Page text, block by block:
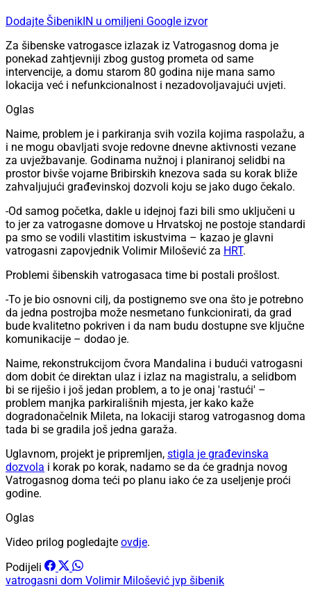
Dodajte ŠibenikIN u omiljeni Google izvor
Za šibenske vatrogasce izlazak iz Vatrogasnog doma je
ponekad zahtjevniji zbog gustog prometa od same
intervencije, a domu starom 80 godina nije mana samo
lokacija već i nefunkcionalnost i nezadovoljavajući uvjeti.
Oglas
Naime, problem je i parkiranja svih vozila kojima raspolažu, a
i ne mogu obavljati svoje redovne dnevne aktivnosti vezane
za uvježbavanje. Godinama nužnoj i planiranoj selidbi na
prostor bivše vojarne Bribirskih knezova sada su korak bliže
zahvaljujući građevinskoj dozvoli koju se jako dugo čekalo.
-Od samog početka, dakle u idejnoj fazi bili smo uključeni u
to jer za vatrogasne domove u Hrvatskoj ne postoje standardi
pa smo se vodili vlastitim iskustvima – kazao je glavni
vatrogasni zapovjednik Volimir Milošević za HRT.
Problemi šibenskih vatrogasaca time bi postali prošlost.
-To je bio osnovni cilj, da postignemo sve ona što je potrebno
da jedna postrojba može nesmetano funkcionirati, da grad
bude kvalitetno pokriven i da nam budu dostupne sve ključne
komunikacije – dodao je.
Naime, rekonstrukcijom čvora Mandalina i budući vatrogasni
dom dobit će direktan ulaz i izlaz na magistralu, a selidbom
bi se riješio i još jedan problem, a to je onaj 'rastući' –
problem manjka parkirališnih mjesta, jer kako kaže
dogradonačelnik Mileta, na lokaciji starog vatrogasnog doma
tada bi se gradila još jedna garaža.
Uglavnom, projekt je pripremljen, stigla je građevinska
dozvola i korak po korak, nadamo se da će gradnja novog
Vatrogasnog doma teći po planu iako će za useljenje proći
godine.
Oglas
Video prilog pogledajte ovdje.
Podijeli
vatrogasni dom Volimir Milošević jvp šibenik